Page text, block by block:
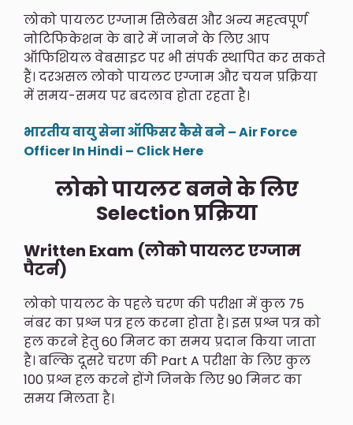
लोको पायलट एग्जाम सिलेबस और अन्य महत्वपूर्ण
नोटिफिकेशन के बारे में जानने के लिए आप
ऑफिशियल वेबसाइट पर भी संपर्क स्थापित कर सकते
हैं। दरअसल लोको पायलट एग्जाम और चयन प्रक्रिया
में समय-समय पर बदलाव होता रहता है।
भारतीय वायु सेना ऑफिसर कैसे बने – Air Force
Officer In Hindi – Click Here
लोको पायलट बनने के लिए
Selection प्रक्रिया
Written Exam (लोको पायलट एग्जाम
पैटर्न)
लोको पायलट के पहले चरण की परीक्षा में कुल 75
नंबर का प्रश्न पत्र हल करना होता है। इस प्रश्न पत्र को
हल करने हेतु 60 मिनट का समय प्रदान किया जाता
है। बल्कि दूसरे चरण की Part A परीक्षा के लिए कुल
100 प्रश्न हल करने होंगे जिनके लिए 90 मिनट का
समय मिलता है।